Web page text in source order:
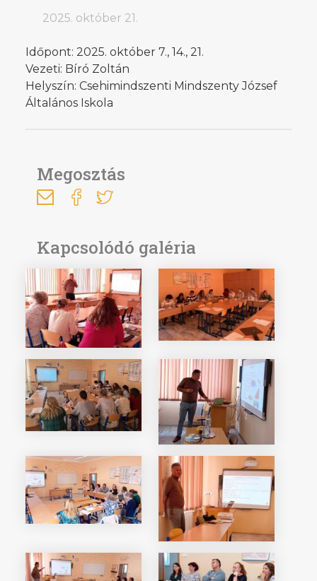
2025. október 21.
Időpont: 2025. október 7., 14., 21.
Vezeti: Bíró Zoltán
Helyszín: Csehimindszenti Mindszenty József
Általános Iskola
Megosztás
Kapcsolódó galéria